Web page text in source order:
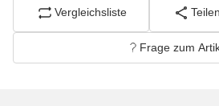
Vergleichsliste Teilen
Frage zum